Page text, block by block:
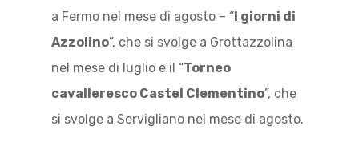
a Fermo nel mese di agosto – “I giorni di
Azzolino”, che si svolge a Grottazzolina
nel mese di luglio e il “Torneo
cavalleresco Castel Clementino”, che
si svolge a Servigliano nel mese di agosto.